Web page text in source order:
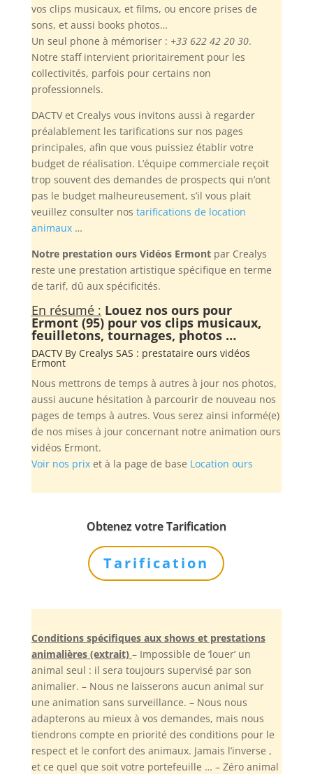
vos clips musicaux, et films, ou encore prises de
sons, et aussi books photos…
Un seul phone à mémoriser : +33 622 42 20 30.
Notre staff intervient prioritairement pour les
collectivités, parfois pour certains non
professionnels.
DACTV et Crealys vous invitons aussi à regarder
préalablement les tarifications sur nos pages
principales, afin que vous puissiez établir votre
budget de réalisation. L’équipe commerciale reçoit
trop souvent des demandes de prospects qui n’ont
pas le budget malheureusement, s’il vous plait
veuillez consulter nos tarifications de location
animaux…
Notre prestation ours Vidéos Ermontpar Crealys
reste une prestation artistique spécifique en terme
de tarif, dû aux spécificités.
En résumé : Louez nos ours pour
Ermont (95) pour vos clips musicaux,
feuilletons, tournages, photos …
DACTV By Crealys SAS : prestataire ours vidéos
Ermont
Nous mettrons de temps à autres à jour nos photos,
aussi aucune hésitation à parcourir de nouveau nos
pages de temps à autres. Vous serez ainsi informé(e)
de nos mises à jour concernant notre animation ours
vidéos Ermont.
Voir nos prixet à la page de base Location ours
Obtenez votre Tarification
Tarification
Conditions spécifiques aux shows et prestations
animalières (extrait) – Impossible de ‘louer’ un
animal seul : il sera toujours supervisé par son
animalier. – Nous ne laisserons aucun animal sur
une animation sans surveillance. – Nous nous
adapterons au mieux à vos demandes, mais nous
tiendrons compte en priorité des conditions pour le
respect et le confort des animaux. Jamais l’inverse ,
et ce quel que soit votre portefeuille … – Zéro animal